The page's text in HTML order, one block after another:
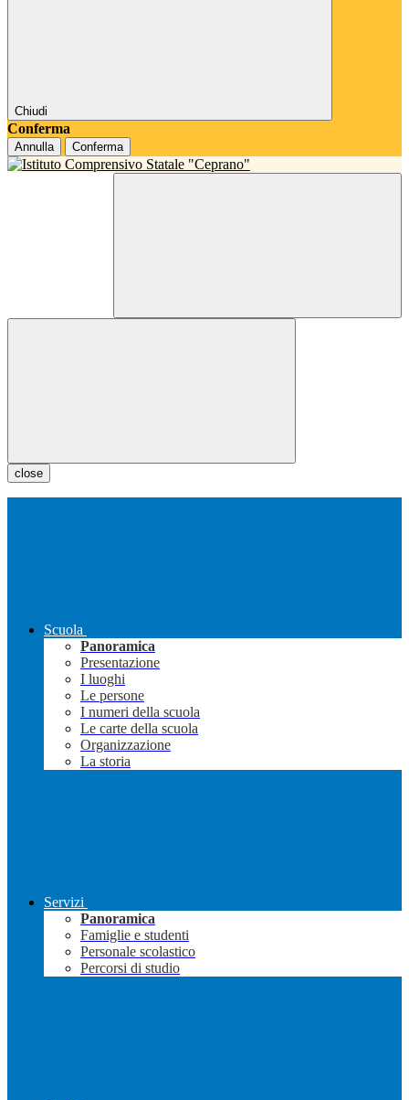
Chiudi
Conferma
Annulla Conferma
close
Scuola
Panoramica
Presentazione
I luoghi
Le persone
I numeri della scuola
Le carte della scuola
Organizzazione
La storia
Servizi
Panoramica
Famiglie e studenti
Personale scolastico
Percorsi di studio